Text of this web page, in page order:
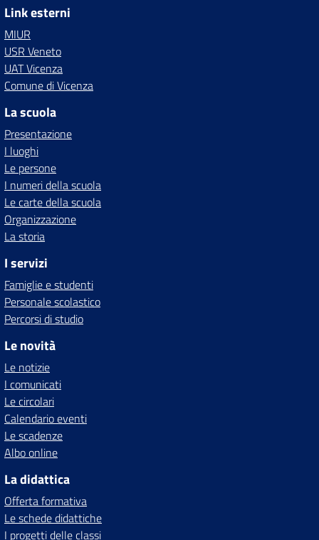
Link esterni
MIUR
USR Veneto
UAT Vicenza
Comune di Vicenza
La scuola
Presentazione
I luoghi
Le persone
I numeri della scuola
Le carte della scuola
Organizzazione
La storia
I servizi
Famiglie e studenti
Personale scolastico
Percorsi di studio
Le novità
Le notizie
I comunicati
Le circolari
Calendario eventi
Le scadenze
Albo online
La didattica
Offerta formativa
Le schede didattiche
I progetti delle classi